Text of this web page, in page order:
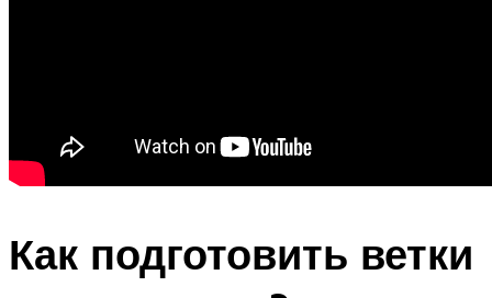
Как подготовить ветки